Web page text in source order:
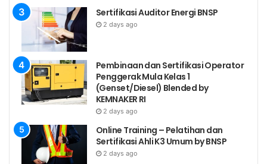
K.661990.036.01
Laporan Keuangan
dan Menilai Kinerja
Laporan
Keuangan
Keuangan
Sertifikasi Auditor Energi BNSP
2 days ago
Pembinaan dan Sertifikasi Operator
Penggerak Mula Kelas 1
(Genset/Diesel) Blended by
KEMNAKER RI
2 days ago
Online Training – Pelatihan dan
Sertifikasi Ahli K3 Umum by BNSP
2 days ago